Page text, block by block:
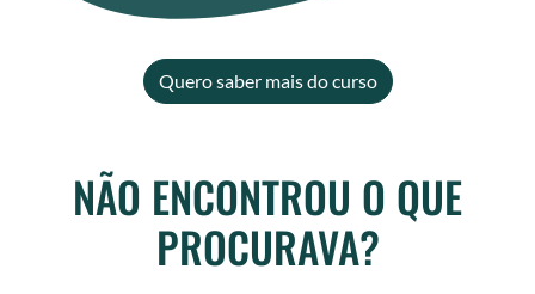
Quero saber mais do curso
NÃO ENCONTROU O QUE
PROCURAVA?